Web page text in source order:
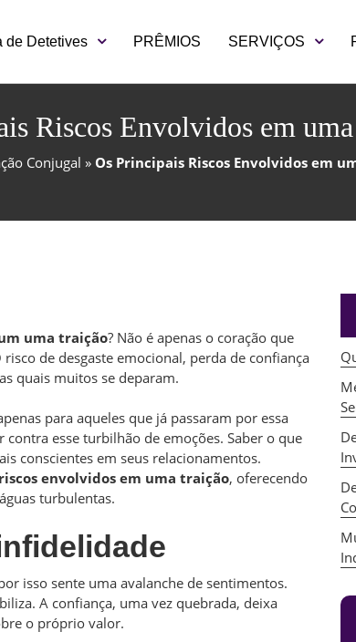
de Detetives PRÊMIOS SERVIÇOS
Riscos Envolvidos em
Conjugal » Os Principais Riscos Envolvidos em
uma traição? Não é apenas o coração que
de desgaste emocional, perda de confiança
quais muitos se deparam.
para aqueles que já passaram por essa
esse turbilhão de emoções. Saber o que
conscientes em seus relacionamentos.
envolvidos em uma traição, oferecendo
turbulentas.
isso sente uma avalanche de sentimentos.
A confiança, uma vez quebrada, deixa
o próprio valor.